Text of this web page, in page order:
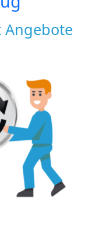
Angebote